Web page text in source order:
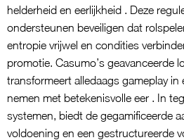
helderheid en eerlijkheid . Deze
ondersteunen beveiligen dat
entropie vrijwel en condities
promotie. Casumo’s geavanceerde
transformeert alledaags gameplay in
nemen met betekenisvolle eer . In
systemen, biedt de gegamificeerde
voldoening en een gestructureerde